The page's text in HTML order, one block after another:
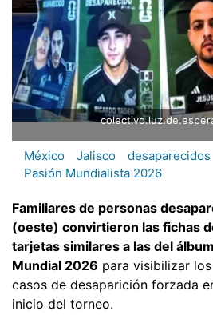
México Jalisco desaparecidos
Pasión Mundialista 2026
Familiares de personas
(oeste) convirtieron las fichas
tarjetas similares a las del
Mundial 2026 para visibilizar
casos de desaparición forzada
inicio del torneo.